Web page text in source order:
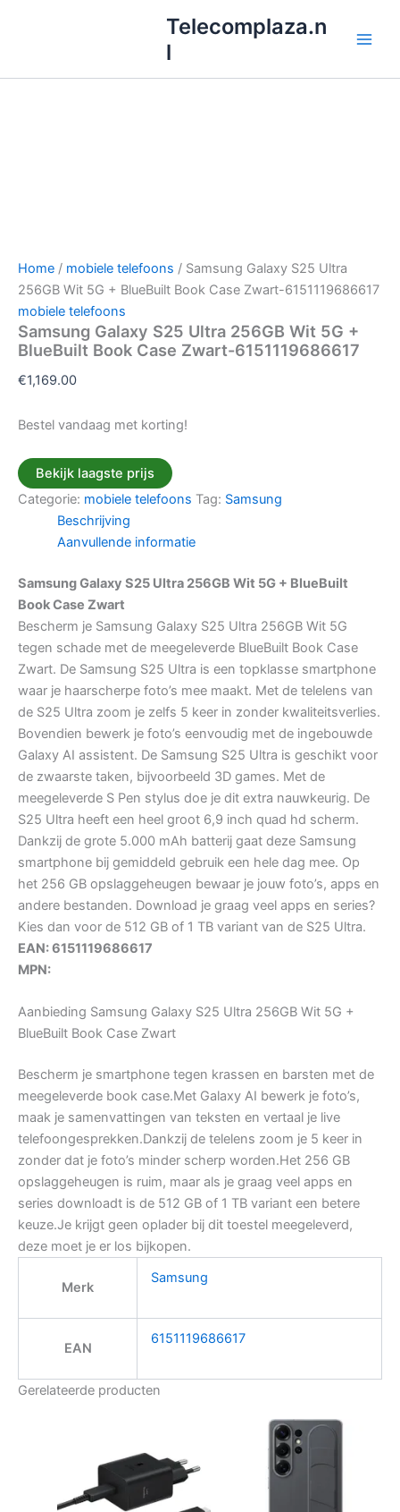
inhoud
Telecomplaza.n
l
Home / mobiele telefoons / Samsung Galaxy S25 Ultra
256GB Wit 5G + BlueBuilt Book Case Zwart-6151119686617
mobiele telefoons
Samsung Galaxy S25 Ultra 256GB Wit 5G +
BlueBuilt Book Case Zwart-6151119686617
€1,169.00
Bestel vandaag met korting!
Bekijk laagste prijs
Categorie: mobiele telefoons Tag: Samsung
Beschrijving
Aanvullende informatie
Samsung Galaxy S25 Ultra 256GB Wit 5G + BlueBuilt
Book Case Zwart
Bescherm je Samsung Galaxy S25 Ultra 256GB Wit 5G
tegen schade met de meegeleverde BlueBuilt Book Case
Zwart. De Samsung S25 Ultra is een topklasse smartphone
waar je haarscherpe foto’s mee maakt. Met de telelens van
de S25 Ultra zoom je zelfs 5 keer in zonder kwaliteitsverlies.
Bovendien bewerk je foto’s eenvoudig met de ingebouwde
Galaxy AI assistent. De Samsung S25 Ultra is geschikt voor
de zwaarste taken, bijvoorbeeld 3D games. Met de
meegeleverde S Pen stylus doe je dit extra nauwkeurig. De
S25 Ultra heeft een heel groot 6,9 inch quad hd scherm.
Dankzij de grote 5.000 mAh batterij gaat deze Samsung
smartphone bij gemiddeld gebruik een hele dag mee. Op
het 256 GB opslaggeheugen bewaar je jouw foto’s, apps en
andere bestanden. Download je graag veel apps en series?
Kies dan voor de 512 GB of 1 TB variant van de S25 Ultra.
EAN: 6151119686617
MPN:
Aanbieding Samsung Galaxy S25 Ultra 256GB Wit 5G +
BlueBuilt Book Case Zwart
Bescherm je smartphone tegen krassen en barsten met de
meegeleverde book case.Met Galaxy AI bewerk je foto’s,
maak je samenvattingen van teksten en vertaal je live
telefoongesprekken.Dankzij de telelens zoom je 5 keer in
zonder dat je foto’s minder scherp worden.Het 256 GB
opslaggeheugen is ruim, maar als je graag veel apps en
series downloadt is de 512 GB of 1 TB variant een betere
keuze.Je krijgt geen oplader bij dit toestel meegeleverd,
deze moet je er los bijkopen.
Merk
Samsung
EAN
6151119686617
Gerelateerde producten